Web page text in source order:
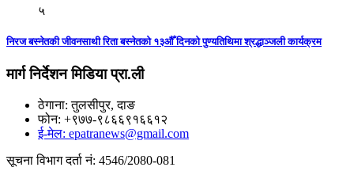
५
निरज बस्नेतकी जीवनसाथी रिता बस्नेतको १३औँ दिनको पुण्यतिथिमा श्रद्धाञ्जली कार्यक्रम
मार्ग निर्देशन मिडिया प्रा.ली
ठेगाना: तुलसीपुर, दाङ
फोन: +९७७-९८६६९१६६१२
ई-मेल: epatranews@gmail.com
सूचना विभाग दर्ता नं: 4546/2080-081